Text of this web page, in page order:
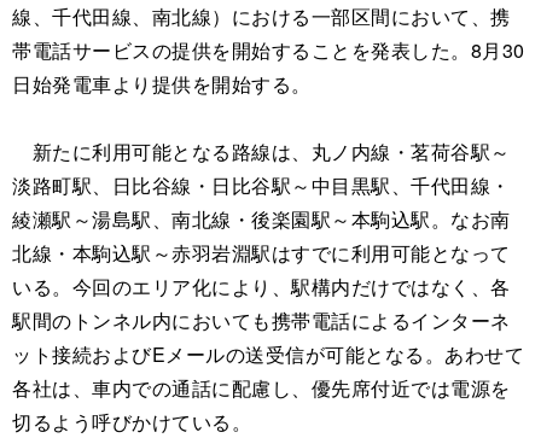
線、千代田線、南北線）における一部区間において、携
帯電話サービスの提供を開始することを発表した。8月30
日始発電車より提供を開始する。
新たに利用可能となる路線は、丸ノ内線・茗荷谷駅～
淡路町駅、日比谷線・日比谷駅～中目黒駅、千代田線・
綾瀬駅～湯島駅、南北線・後楽園駅～本駒込駅。なお南
北線・本駒込駅～赤羽岩淵駅はすでに利用可能となって
いる。今回のエリア化により、駅構内だけではなく、各
駅間のトンネル内においても携帯電話によるインターネ
ット接続およびEメールの送受信が可能となる。あわせて
各社は、車内での通話に配慮し、優先席付近では電源を
切るよう呼びかけている。